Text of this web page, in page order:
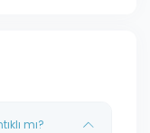
mı?